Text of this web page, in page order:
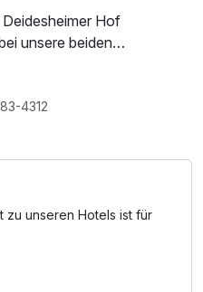
Hof
unsere beiden
Pfälzer Landhausküche mit
à 130 pro Person
W-LAN
4312
zu unseren Hotels ist für